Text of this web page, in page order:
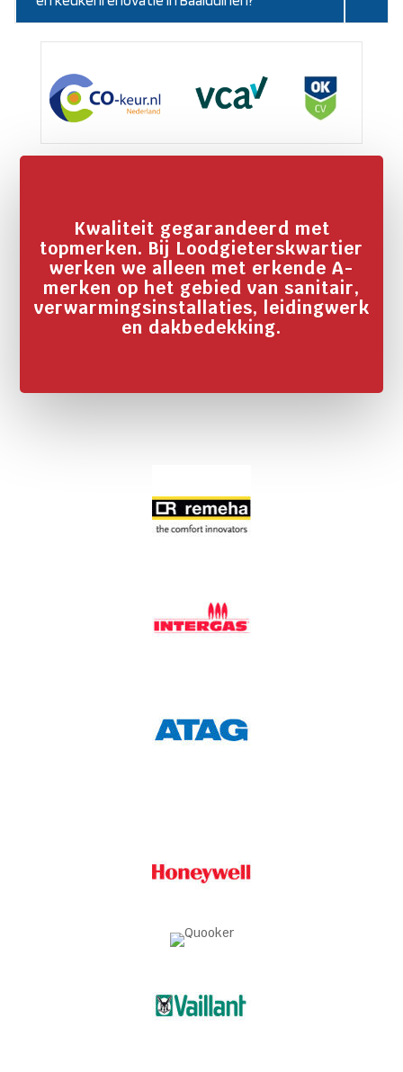
Kwaliteit gegarandeerd met
topmerken. Bij Loodgieterskwartier
werken we alleen met erkende A-
merken op het gebied van sanitair,
verwarmingsinstallaties, leidingwerk
en dakbedekking.